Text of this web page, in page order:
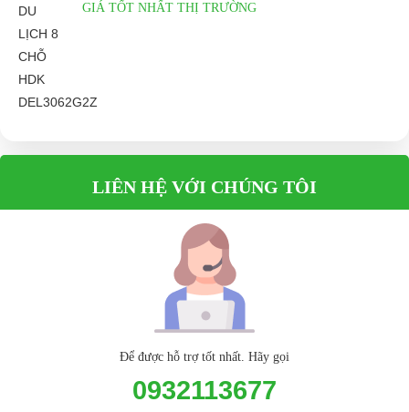
Website: phutungxegolf.com
GIÁ TỐT NHẤT THỊ TRƯỜNG
LIÊN HỆ VỚI CHÚNG TÔI
Để được hỗ trợ tốt nhất. Hãy gọi
0932113677